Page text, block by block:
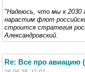
"Надеюсь, что мы к 2030
нарастим флот
строится стратегия
Александровский.
Re: Все про авиацию